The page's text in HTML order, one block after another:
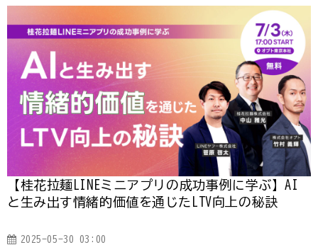
【桂花拉麺LINEミニアプリの成功事例に学ぶ】AI
と生み出す情緒的価値を通じたLTV向上の秘訣
2025-05-30 03:00